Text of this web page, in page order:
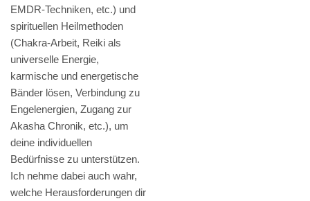
EMDR-Techniken, etc.) und
spirituellen Heilmethoden
(Chakra-Arbeit, Reiki als
universelle Energie,
karmische und energetische
Bänder lösen, Verbindung zu
Engelenergien, Zugang zur
Akasha Chronik, etc.), um
deine individuellen
Bedürfnisse zu unterstützen.
Ich nehme dabei auch wahr,
welche Herausforderungen dir